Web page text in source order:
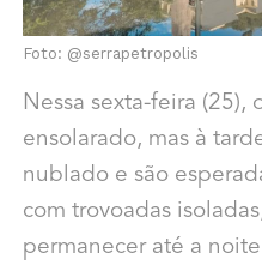
Foto: @serrapetropolis
Nessa sexta-feira (25),
ensolarado, mas à
nublado e são
com trovoadas
permanecer até a